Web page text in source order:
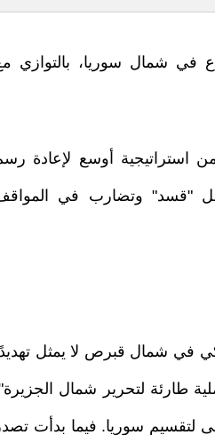
في شمال سوريا، بالتوازي
استراتيجية أوسع لإعادة
"قسد" وتضارب في
في شمال قبرص لا يمثل تهديدًا
طارئة لتحرير شمال
لتقسيم سوريا. فيما بدأت